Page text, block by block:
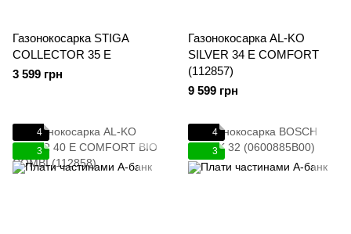
Газонокосарка STIGA
COLLECTOR 35 E
3 599 грн
Газонокосарка AL-KO
SILVER 34 E COMFORT
(112857)
9 599 грн
4
3
4
3